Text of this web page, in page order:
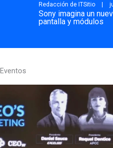
Redacción de ITSitio
Sony imagina un
pantalla y módulos
Eventos